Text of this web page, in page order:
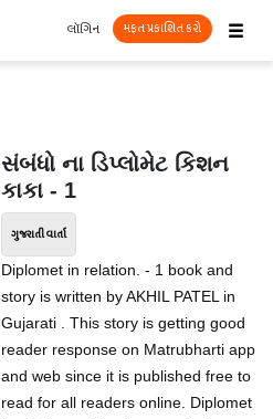
☰
લૉગિન મફત પ્રકાશિત કરો
સંબંધો ના ડિપ્લોમેટ કિશન
કાકા - 1
ગુજરાતી વાર્તા
Diplomet in relation. - 1 book and
story is written by AKHIL PATEL in
Gujarati . This story is getting good
reader response on Matrubharti app
and web since it is published free to
read for all readers online. Diplomet